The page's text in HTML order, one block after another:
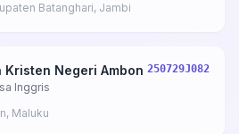
Batanghari, Jambi
Kristen Negeri Ambon
Inggris
250729J082
Maluku